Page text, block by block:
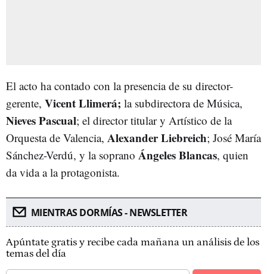
El acto ha contado con la presencia de su director-
gerente, Vicent Llimerá; la subdirectora de Música,
Nieves Pascual; el director titular y Artístico de la
Orquesta de Valencia, Alexander Liebreich; José María
Sánchez-Verdú, y la soprano Ángeles Blancas, quien
da vida a la protagonista.
MIENTRAS DORMÍAS - NEWSLETTER
Apúntate gratis y recibe cada mañana un análisis de los
temas del día